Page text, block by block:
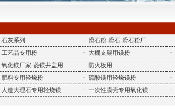
石灰系列 · 滑石粉-滑石-滑石粉厂 ·
工艺品专用粉 · 大棚支架用镁粉 ·
氧化镁厂家-菱镁井盖用 · 防火板用 ·
肥料专用轻烧粉 · 硫酸镁用轻烧镁粉 ·
人造大理石专用轻烧镁 · 一次性膜壳专用氧化镁 ·